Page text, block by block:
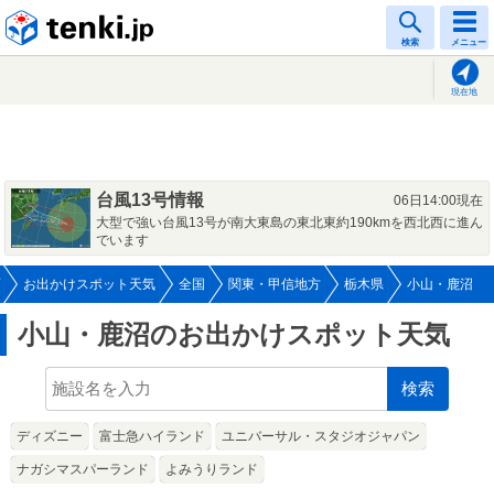
検索 メニュー
現在地
台風13号情報
06日14:00現在
大型で強い台風13号が南大東島の東北東約190kmを西北西に進ん
でいます
お出かけスポット天気 全国 関東・甲信地方 栃木県 小山・鹿沼
小山・鹿沼のお出かけスポット天気
検索
ディズニー 富士急ハイランド ユニバーサル・スタジオジャパン
ナガシマスパーランド よみうりランド